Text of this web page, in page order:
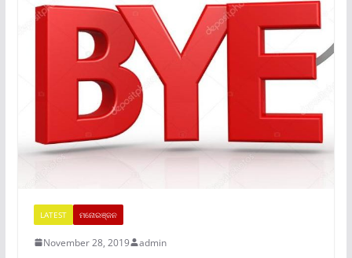
LATEST ମନୋରଞ୍ଜନ
November 28, 2019 admin